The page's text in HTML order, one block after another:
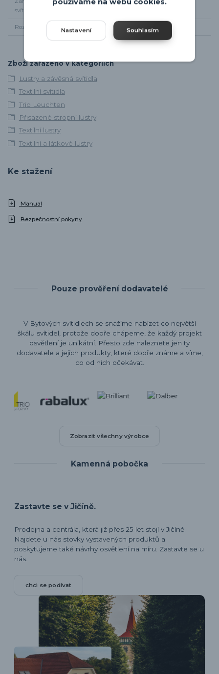
svítidla
Rozměr svítidla Dle nákresu
Zboží zařazeno v kategoriích
Lustry a závěsná svítidla
Textilní svítidla
Trio Leuchten
Přisazené stropní lustry
Textilní lustry
Textilní a látkové lustry
Ke stažení
Manual
Bezpečnostní pokyny
Pouze prověření dodavatelé
V Bytových svítidlech se snažíme nabízet co největší
škálu svítidel, protože dobře chápeme, že každý projekt
osvětlení je unikátní. Přesto zde naleznete jen ty
dodavatele a jejich produkty, které dobře známe a víme,
co od nich očekávat.
Zobrazit všechny výrobce
Kamenná pobočka
Zastavte se v Jičíně.
Prodejna a centrála, která již přes 25 let stojí v Jičíně.
Najdete u nás stovky vystavených produktů a
poskytujeme také návrhy osvětlení na míru. Zastavte se u
nás.
chci se podívat
používáme na webu cookies.
Nastavení Souhlasím